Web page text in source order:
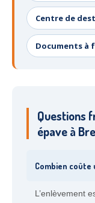
Centre de
Documents à
Questions
épave à
Combien coûte
L’enlèvement